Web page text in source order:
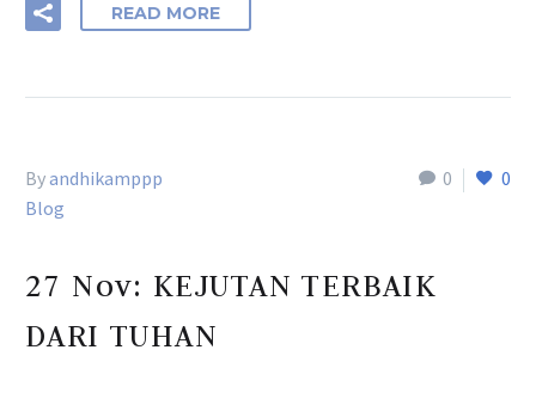
READ MORE
0 0
Byandhikamppp
Blog
27 Nov: KEJUTAN TERBAIK
DARI TUHAN